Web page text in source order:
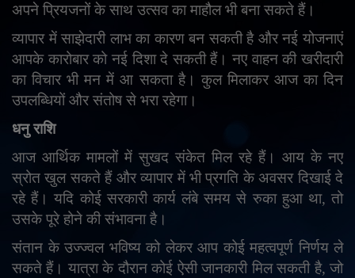
अपने प्रियजनों के साथ उत्सव का माहौल भी बना सकते हैं।
व्यापार में साझेदारी लाभ का कारण बन सकती है और नई योजनाएं
आपके कारोबार को नई दिशा दे सकती हैं। नए वाहन की खरीदारी
का विचार भी मन में आ सकता है। कुल मिलाकर आज का दिन
उपलब्धियों और संतोष से भरा रहेगा।
धनु राशि
आज आर्थिक मामलों में सुखद संकेत मिल रहे हैं। आय के नए
स्रोत खुल सकते हैं और व्यापार में भी प्रगति के अवसर दिखाई दे
रहे हैं। यदि कोई सरकारी कार्य लंबे समय से रुका हुआ था,तो
उसके पूरे होने की संभावना है।
संतान के उज्ज्वल भविष्य को लेकर आप कोई महत्वपूर्ण निर्णय ले
सकते हैं। यात्रा के दौरान कोई ऐसी जानकारी मिल सकती है,जो